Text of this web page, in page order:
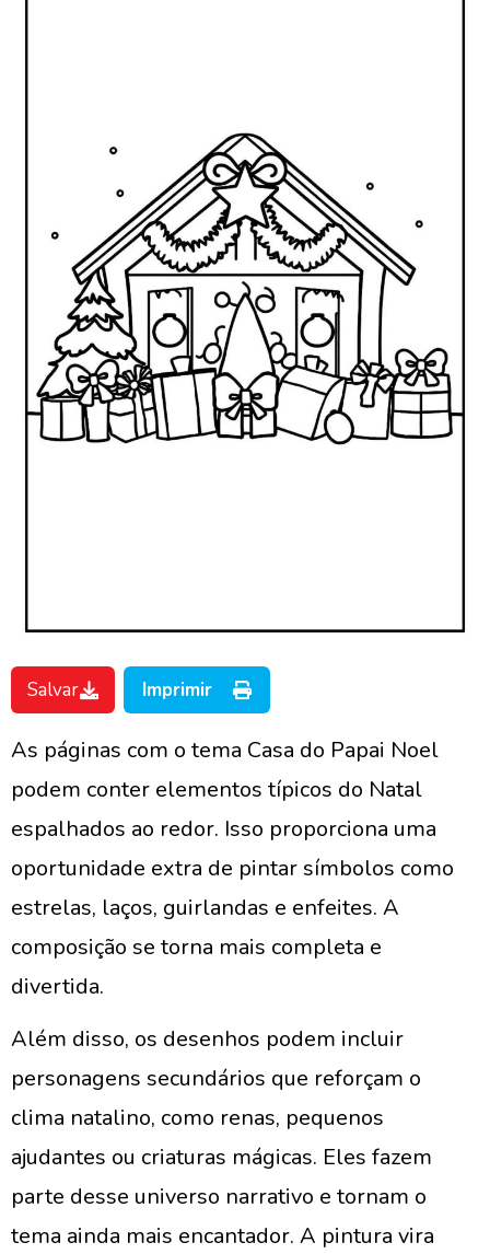
Salvar Imprimir
As páginas com o tema Casa do Papai Noel
podem conter elementos típicos do Natal
espalhados ao redor. Isso proporciona uma
oportunidade extra de pintar símbolos como
estrelas, laços, guirlandas e enfeites. A
composição se torna mais completa e
divertida.
Além disso, os desenhos podem incluir
personagens secundários que reforçam o
clima natalino, como renas, pequenos
ajudantes ou criaturas mágicas. Eles fazem
parte desse universo narrativo e tornam o
tema ainda mais encantador. A pintura vira